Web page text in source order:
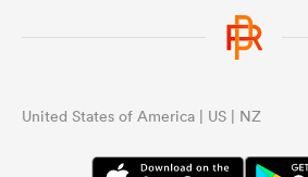
United States of America | US | NZ